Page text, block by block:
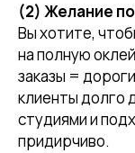
(2) Желание
Вы хотите,
на полную
заказы =
клиенты долго
студиями и
придирчиво.